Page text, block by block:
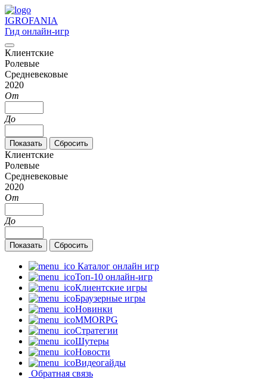
IGROFANIA
Гид онлайн-игр
Клиентские
Ролевые
Средневековые
2020
От
До
Клиентские
Ролевые
Средневековые
2020
От
До
Каталог онлайн игр
Топ-10 онлайн-игр
Клиентские игры
Браузерные игры
Новинки
MMORPG
Стратегии
Шутеры
Новости
Видеогайды
Обратная связь